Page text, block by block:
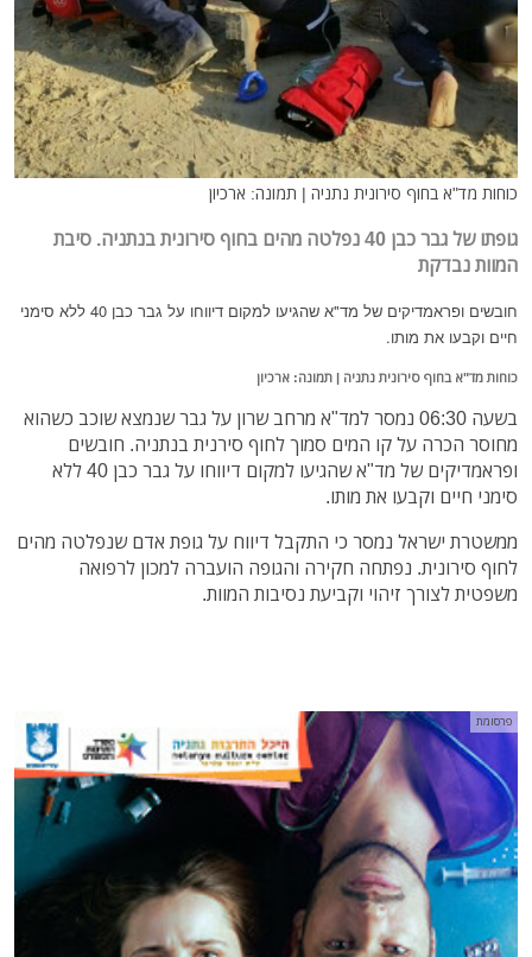
כוחות מד"א בחוף סירונית נתניה | תמונה: ארכיון
גופתו של גבר כבן 40 נפלטה מהים בחוף סירונית בנתניה. סיבת
המוות נבדקת
חובשים ופראמדיקים של מד"א שהגיעו למקום דיווחו על גבר כבן 40 ללא סימני
חיים וקבעו את מותו.
כוחות מד"א בחוף סירונית נתניה | תמונה: ארכיון
בשעה 06:30 נמסר למד"א מרחב שרון על גבר שנמצא שוכב כשהוא
מחוסר הכרה על קו המים סמוך לחוף סירנית בנתניה. חובשים
ופראמדיקים של מד"א שהגיעו למקום דיווחו על גבר כבן 40 ללא
סימני חיים וקבעו את מותו.
ממשטרת ישראל נמסר כי התקבל דיווח על גופת אדם שנפלטה מהים
לחוף סירונית. נפתחה חקירה והגופה הועברה למכון לרפואה
משפטית לצורך זיהוי וקביעת נסיבות המוות.
פרסומת